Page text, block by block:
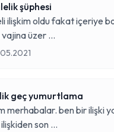
şüphesi
ilişkim oldu fakat içeriye
üzer ...
geç yumurtlama
merhabalar. ben bir ilişki
son ...